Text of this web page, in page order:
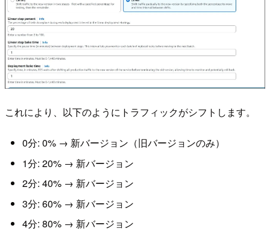
これにより、以下のようにトラフィックがシフトします。
0分: 0% → 新バージョン（旧バージョンのみ）
1分: 20% → 新バージョン
2分: 40% → 新バージョン
3分: 60% → 新バージョン
4分: 80% → 新バージョン